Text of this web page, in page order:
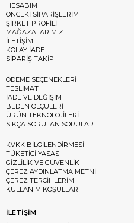
HESABIM
ÖNCEKİ SİPARİŞLERİM
ŞİRKET PROFİLİ
MAĞAZALARIMIZ
İLETİŞİM
KOLAY İADE
SİPARİŞ TAKİP
ÖDEME SEÇENEKLERİ
TESLİMAT
İADE VE DEĞİŞİM
BEDEN ÖLÇÜLERİ
ÜRÜN TEKNOLOJİLERİ
SIKÇA SORULAN SORULAR
KVKK BİLGİLENDİRMESİ
TÜKETİCİ YASASI
GİZLİLİK VE GÜVENLİK
ÇEREZ AYDINLATMA METNİ
ÇEREZ TERCİHLERİM
KULLANIM KOŞULLARI
İLETİŞİM